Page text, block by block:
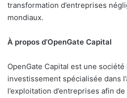
transformation d’entreprises
mondiaux.
À propos d’OpenGate Capital
OpenGate Capital est une
investissement spécialisée dans
l’exploitation d’entreprises afin